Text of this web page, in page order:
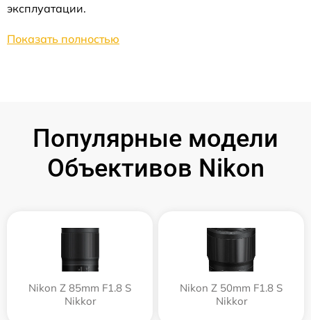
эксплуатации.
Показать полностью
Популярные модели
Объективов Nikon
Nikon Z 85mm F1.8 S
Nikkor
Nikon Z 50mm F1.8 S
Nikkor